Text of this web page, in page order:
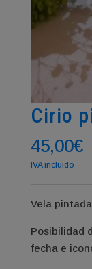
Cirio
45,00€
IVA incluido
Vela
Posibilidad
fecha e